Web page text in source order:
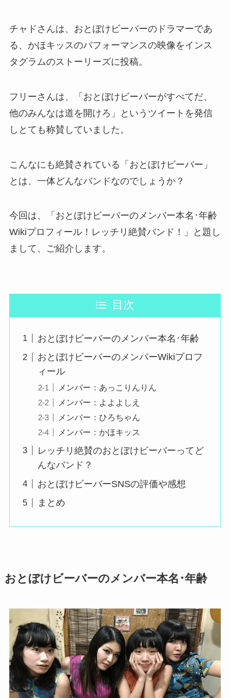
チャドさんは、おとぼけビーバーのドラマーであ
る、かほキッスのパフォーマンスの映像をインス
タグラムのストーリーズに投稿。
フリーさんは、「おとぼけビーバーがすべてだ、
他のみんなは道を開けろ」というツイートを発信
しとても称賛していました。
こんなにも絶賛されている「おとぼけビーバー」
とは、一体どんなバンドなのでしょうか？
今回は、「おとぼけビーバーのメンバー本名･年齢
Wikiプロフィール！レッチリ絶賛バンド！」と題し
まして、ご紹介します。
目次
おとぼけビーバーのメンバー本名･年齢
おとぼけビーバーのメンバーWikiプロフ
ィール
メンバー：あっこりんりん
メンバー：よよよしえ
メンバー：ひろちゃん
メンバー：かほキッス
レッチリ絶賛のおとぼけビーバーってど
んなバンド？
おとぼけビーバーSNSの評価や感想
まとめ
おとぼけビーバーのメンバー本名･年齢